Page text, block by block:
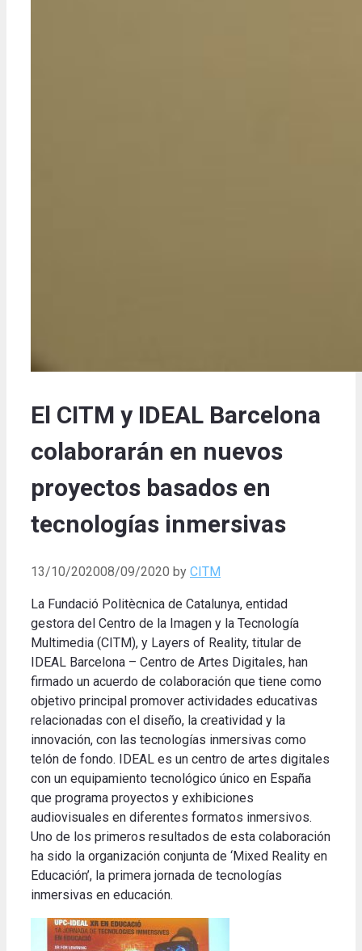
El CITM y IDEAL Barcelona
colaborarán en nuevos
proyectos basados en
tecnologías inmersivas
13/10/202008/09/2020 by CITM
La Fundació Politècnica de Catalunya, entidad
gestora del Centro de la Imagen y la Tecnología
Multimedia (CITM), y Layers of Reality, titular de
IDEAL Barcelona – Centro de Artes Digitales, han
firmado un acuerdo de colaboración que tiene como
objetivo principal promover actividades educativas
relacionadas con el diseño, la creatividad y la
innovación, con las tecnologías inmersivas como
telón de fondo. IDEAL es un centro de artes digitales
con un equipamiento tecnológico único en España
que programa proyectos y exhibiciones
audiovisuales en diferentes formatos inmersivos.
Uno de los primeros resultados de esta colaboración
ha sido la organización conjunta de ‘Mixed Reality en
Educación’, la primera jornada de tecnologías
inmersivas en educación.